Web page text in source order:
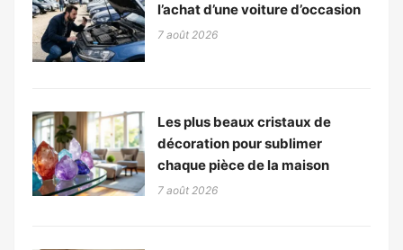
l’achat d’une voiture d’occasion
7 août 2026
Les plus beaux cristaux de
décoration pour sublimer
chaque pièce de la maison
7 août 2026